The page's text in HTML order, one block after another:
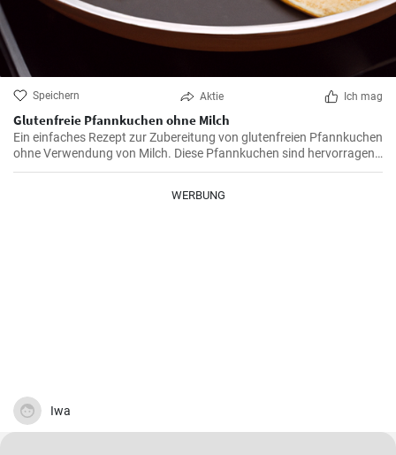
Speichern Aktie Ich mag
Glutenfreie Pfannkuchen ohne Milch
Ein einfaches Rezept zur Zubereitung von glutenfreien Pfannkuchen
ohne Verwendung von Milch. Diese Pfannkuchen sind hervorragend
für Menschen geeignet, die Unverträglichkeiten gegen Gluten oder
WERBUNG
Iwa